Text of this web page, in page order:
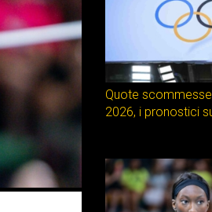
Quote
2026, i pronostici